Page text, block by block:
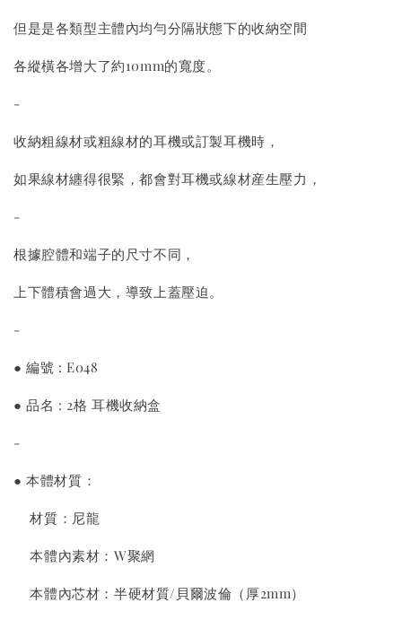
但是是各類型主體內均勻分隔狀態下的收納空間
各縱橫各增大了約10mm的寬度。
-
收納粗線材或粗線材的耳機或訂製耳機時，
如果線材纏得很緊，都會對耳機或線材産生壓力，
-
根據腔體和端子的尺寸不同，
上下體積會過大，導致上蓋壓迫。
-
● 編號 : E048
● 品名 : 2格 耳機收納盒
-
● 本體材質：
材質：尼龍
本體內素材：W聚網
本體內芯材：半硬材質/貝爾波倫（厚2mm）